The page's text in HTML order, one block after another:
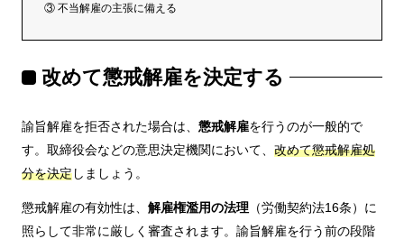
③ 不当解雇の主張に備える
改めて懲戒解雇を決定する
諭旨解雇を拒否された場合は、 懲戒解雇を行うのが一般的で
す。取締役会などの意思決定機関において、 改めて懲戒解雇処
分を決定しましょう。
懲戒解雇の有効性は、 解雇権濫用の法理 （労働契約法16条）に
照らして非常に厳しく審査されます。諭旨解雇を行う前の段階